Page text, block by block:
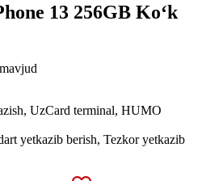
13 256GB Ko‘k
UzCard terminal, HUMO
yetkazib berish, Tezkor yetkazib